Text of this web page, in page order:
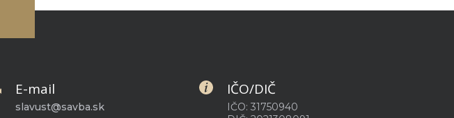
E-mail
slavust@savba.sk
IČO/DIČ
IČO: 31750940